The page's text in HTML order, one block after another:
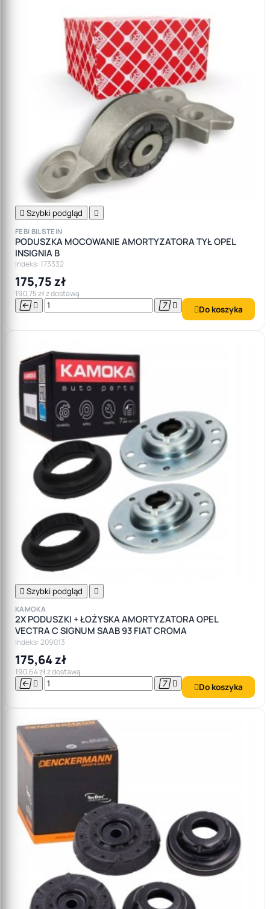
 Szybki podgląd 
FEBI BILSTEIN
PODUSZKA MOCOWANIE AMORTYZATORA TYŁ OPEL
INSIGNIA B
Indeks: 173332
175,75 zł
190,75 zł z dostawą
    Do koszyka
 Szybki podgląd 
KAMOKA
2X PODUSZKI + ŁOŻYSKA AMORTYZATORA OPEL
VECTRA C SIGNUM SAAB 93 FIAT CROMA
Indeks: 209013
175,64 zł
190,64 zł z dostawą
    Do koszyka